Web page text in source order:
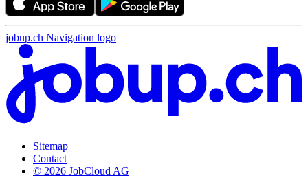
jobup.ch Navigation logo
Sitemap
Contact
© 2026 JobCloud AG